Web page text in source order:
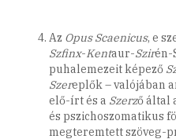
Az Opus Scaenicus, e
Szfinx-Kentaur-Szirén-
puhalemezeit képező
Szereplők – valójában
elő-írt és a Szerző által
és pszichoszomatikus
megteremtett szöveg-